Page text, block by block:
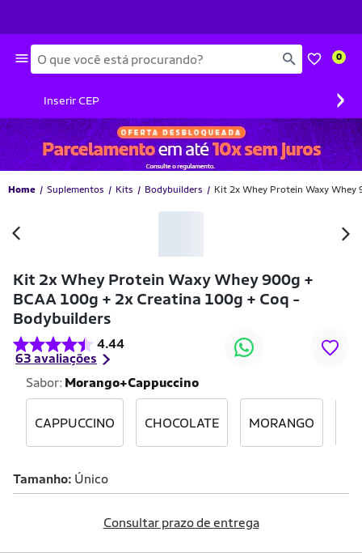
Busca 0
Inserir CEP ›
Home Suplementos Kits Bodybuilders Kit 2x Whey Protein Waxy Whey
Kit 2x Whey Protein Waxy Whey 900g +
BCAA 100g + 2x Creatina 100g + Coq -
Bodybuilders
4.44
63 avaliações
-45% OFF
Sabor: Morango+Cappuccino
CAPPUCCINO CHOCOLATE MORANGO
Tamanho Único
Consultar prazo de entrega